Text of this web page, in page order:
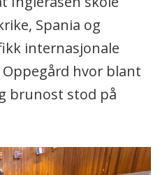
Spania og
internasjonale
hvor blant
brunost stod på